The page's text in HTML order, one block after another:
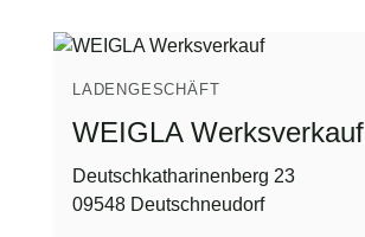
LADENGESCHÄFT
WEIGLA Werksverkauf
Deutschkatharinenberg 23
09548 Deutschneudorf